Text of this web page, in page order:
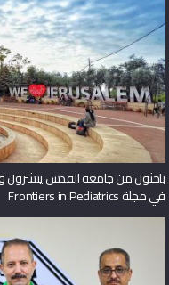
باحثون من جامعة القدس ينشرون
في مجلة Frontiers in Pediatrics